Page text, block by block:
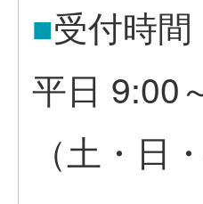
■受付時間
平日 9:00
（土・日